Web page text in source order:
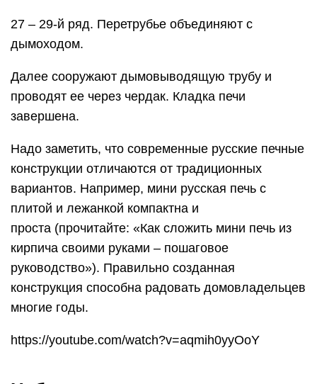
27 – 29-й ряд. Перетрубье объединяют с
дымоходом.
Далее сооружают дымовыводящую трубу и
проводят ее через чердак. Кладка печи
завершена.
Надо заметить, что современные русские печные
конструкции отличаются от традиционных
вариантов. Например, мини русская печь с
плитой и лежанкой компактна и
проста (прочитайте: «Как сложить мини печь из
кирпича своими руками – пошаговое
руководство»). Правильно созданная
конструкция способна радовать домовладельцев
многие годы.
https://youtube.com/watch?v=aqmih0yyOoY